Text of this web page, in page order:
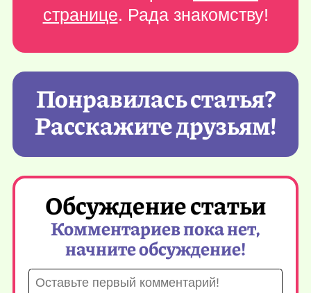
странице. Рада знакомству!
Понравилась статья?
Расскажите друзьям!
Обсуждение статьи
Комментариев пока нет,
начните обсуждение!